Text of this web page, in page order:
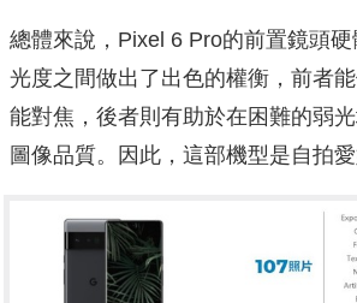
總體來說，Pixel 6 Pro的前置鏡頭
光度之間做出了出色的權衡，前者
能對焦，後者則有助於在困難的弱
圖像品質。因此，這部機型是自拍愛